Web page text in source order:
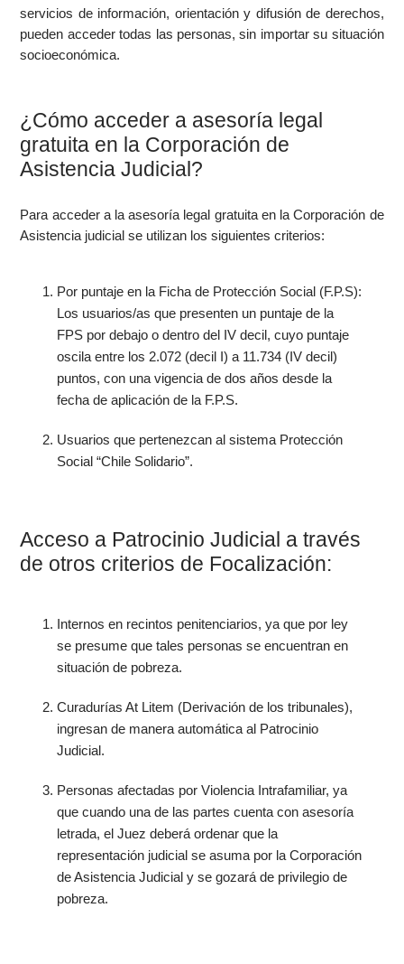
servicios de información, orientación y difusión de derechos,
pueden acceder todas las personas, sin importar su situación
socioeconómica.
¿Cómo acceder a asesoría legal
gratuita en la Corporación de
Asistencia Judicial?
Para acceder a la asesoría legal gratuita en la Corporación de
Asistencia judicial se utilizan los siguientes criterios:
Por puntaje en la Ficha de Protección Social (F.P.S):
Los usuarios/as que presenten un puntaje de la
FPS por debajo o dentro del IV decil, cuyo puntaje
oscila entre los 2.072 (decil I) a 11.734 (IV decil)
puntos, con una vigencia de dos años desde la
fecha de aplicación de la F.P.S.
Usuarios que pertenezcan al sistema Protección
Social “Chile Solidario”.
Acceso a Patrocinio Judicial a través
de otros criterios de Focalización:
Internos en recintos penitenciarios, ya que por ley
se presume que tales personas se encuentran en
situación de pobreza.
Curadurías At Litem (Derivación de los tribunales),
ingresan de manera automática al Patrocinio
Judicial.
Personas afectadas por Violencia Intrafamiliar, ya
que cuando una de las partes cuenta con asesoría
letrada, el Juez deberá ordenar que la
representación judicial se asuma por la Corporación
de Asistencia Judicial y se gozará de privilegio de
pobreza.